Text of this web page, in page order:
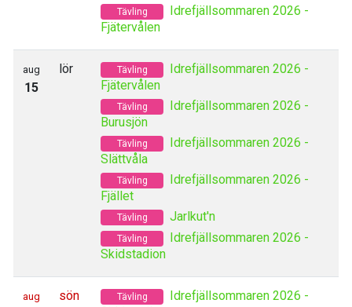
Tävling
Idrefjällsommaren 2026 -
Fjätervålen
aug
15
lör Tävling
Idrefjällsommaren 2026 -
Fjätervålen
Tävling
Idrefjällsommaren 2026 -
Burusjön
Tävling
Idrefjällsommaren 2026 -
Slättvåla
Tävling
Idrefjällsommaren 2026 -
Fjället
Tävling Jarlkut'n
Tävling
Idrefjällsommaren 2026 -
Skidstadion
aug sön Tävling
Idrefjällsommaren 2026 -